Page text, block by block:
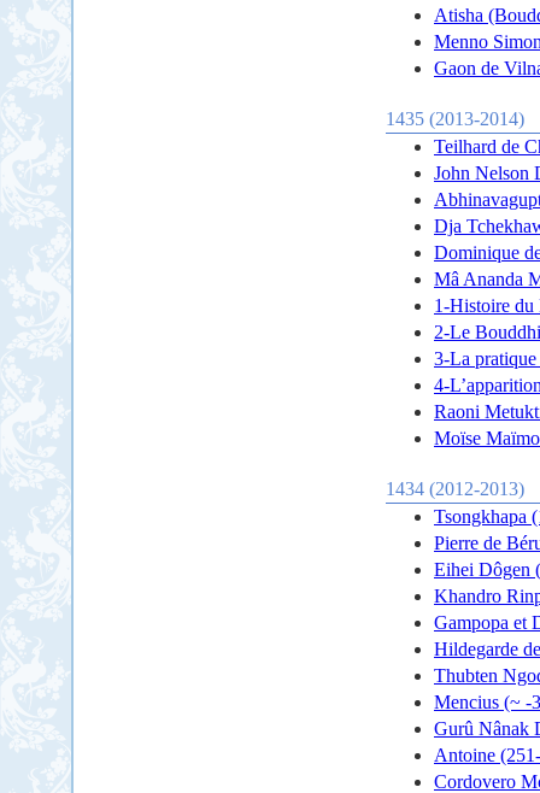
Atisha
Menno
Gaon de
1435 (2013-2014)
Teilhard de
John Nelson
Dja
Dominique
Mâ Ananda
1-Histoire du
2-Le
3-La pratique
4-
Raoni
Moïse
1434 (2012-2013)
Tsongkhapa
Pierre de
Eihei Dôgen
Khandro
Gampopa et
Hildegarde
Thubten
Mencius (~ -
Gurû Nânak
Antoine
Cordovero